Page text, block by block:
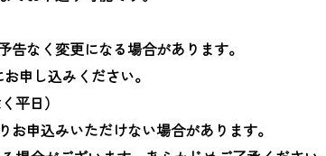
なく変更になる場合があります。
申し込みください。
平日）
申込みいただけない場合があります。